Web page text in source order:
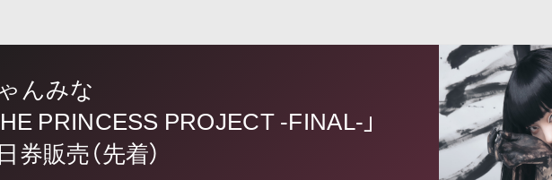
んみな
PRINCESS PROJECT -FINAL-」
券販売（先着）